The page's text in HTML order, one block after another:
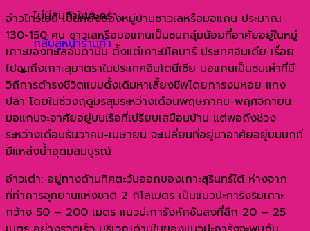
ไม่มีสินค้าในตะกร้า
กลับสู่หน้าร้านค้า
อ่าวไทรเอน เป็นที่ตั้งของหมู่บ้านชาวเลหรือมอแกน ประมาณ
130-150 คน ชาวเลหรือมอแกนเป็นชนกลุ่มน้อยที่อาศัยอยู่ในหมู่
เกาะของทะเลอันดามัน ตั้งแต่เกาะนิโคบาร์ ประเทศอินเดีย เรื่อย
ไปจนถึงเกาะสุมาตราในประเทศอินโดนีเซีย มอแกนเป็นชนเผ่าที่มี
วิถีการดำรงชีวิตแบบดั้งเดิมหาเลี้ยงชีพโดยการงมหอย แทง
ปลา โดยในช่วงฤดูมรสุมระหว่างเดือนพฤษภาคม-พฤศจิกายน
มอแกนจะอาศัยอยู่บนเรือที่เปรียบเสมือนบ้าน แต่พอถึงช่วง
ระหว่างเดือนธันวาคม-เมษายน จะเปลี่ยนที่อยู่มาอาศัยอยู่บนบกที่
มีแหล่งน้ำอุดมสมบูรณ์
อ่าวเต่า: อยู่ทางด้านทิศตะวันออกของเกาะสุรินทร์ใต้ ห่างจาก
ที่ทำการอุทยานแห่งชาติ 2 กิโลเมตร เป็นแนวปะการังริมเกาะ
กว้าง 50 – 200 เมตร แนวปะการังหักชันลงที่ลึก 20 – 25